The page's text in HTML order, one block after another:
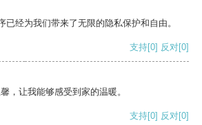
已经为我们带来了无限的隐私保护和自由。
支持[0] 反对[0]
，让我能够感受到家的温暖。
支持[0] 反对[0]